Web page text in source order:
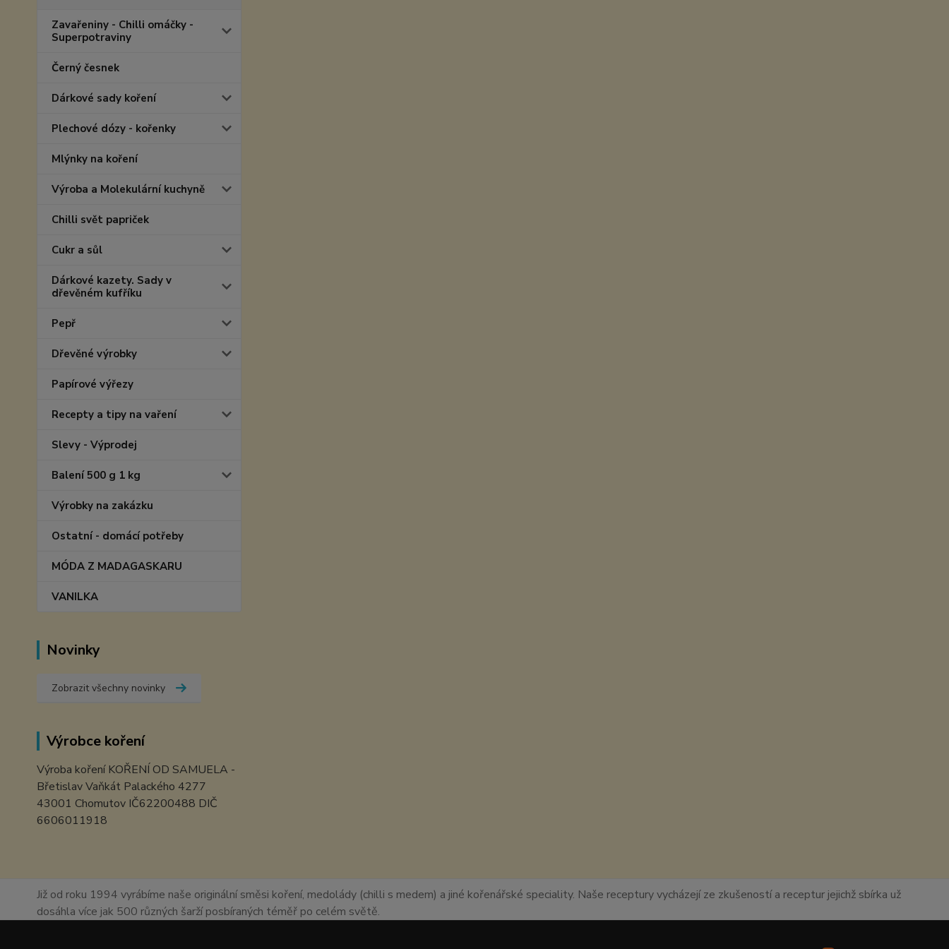
Zavařeniny - Chilli omáčky -
Superpotraviny
Černý česnek
Dárkové sady koření
Plechové dózy - kořenky
Mlýnky na koření
Výroba a Molekulární kuchyně
Chilli svět papriček
Cukr a sůl
Dárkové kazety. Sady v
dřevěném kufříku
Pepř
Dřevěné výrobky
Papírové výřezy
Recepty a tipy na vaření
Slevy - Výprodej
Balení 500 g 1 kg
Výrobky na zakázku
Ostatní - domácí potřeby
MÓDA Z MADAGASKARU
VANILKA
Novinky
Zobrazit všechny novinky
Výrobce koření
Výroba koření KOŘENÍ OD SAMUELA -
Břetislav Vaňkát Palackého 4277
43001 Chomutov IČ62200488 DIČ
6606011918
Již od roku 1994 vyrábíme naše originální směsi koření, medolády (chilli s medem) a jiné kořenářské speciality. Naše receptury vycházejí ze zkušeností a receptur jejichž sbírka už
dosáhla více jak 500 různých šarží posbíraných téměř po celém světě.